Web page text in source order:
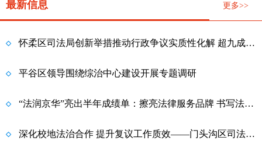
面建设社会主义现代化国家提供有力法治保障
最新信息 更多>>
怀柔区司法局创新举措推动行政争议实质性化解 超九成行政复议案件实现案结事了
平谷区领导围绕综治中心建设开展专题调研
“法润京华”亮出半年成绩单：擦亮法律服务品牌 书写法治惠民答卷
深化校地法治合作 提升复议工作质效——门头沟区司法局与北京工商大学法学院开展座谈交流